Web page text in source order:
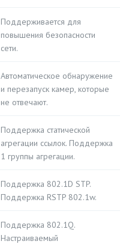
Поддерживается для
повышения безопасности
сети.
Автоматическое обнаружение
и перезапуск камер, которые
не отвечают.
Поддержка статической
агрегации ссылок. Поддержка
1 группы агрегации.
Поддержка 802.1D STP.
Поддержка RSTP 802.1w.
Поддержка 802.1Q.
Настраиваемый